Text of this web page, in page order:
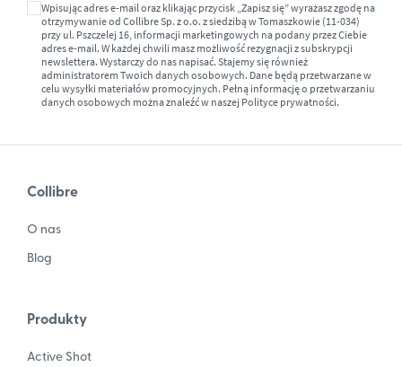
Wpisując adres e-mail oraz klikając przycisk „Zapisz się” wyrażasz zgodę na
otrzymywanie od Collibre Sp. z o.o. z siedzibą w Tomaszkowie (11-034)
przy ul. Pszczelej 16, informacji marketingowych na podany przez Ciebie
adres e-mail. W każdej chwili masz możliwość rezygnacji z subskrypcji
newslettera. Wystarczy do nas napisać. Stajemy się również
administratorem Twoich danych osobowych. Dane będą przetwarzane w
celu wysyłki materiałów promocyjnych. Pełną informację o przetwarzaniu
danych osobowych można znaleźć w naszej Polityce prywatności.
Collibre
O nas
Blog
Produkty
Active Shot